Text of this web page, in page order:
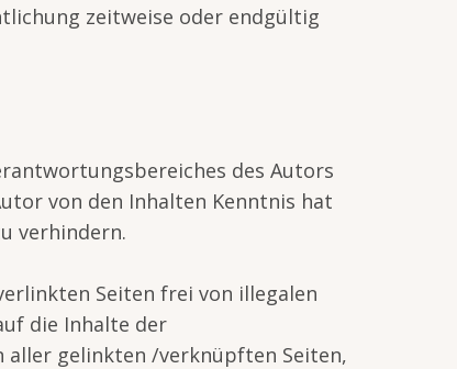
zeitweise oder endgültig
des Autors
von den Inhalten Kenntnis hat
verhindern.
Seiten frei von illegalen
die Inhalte der
gelinkten /verknüpften Seiten,